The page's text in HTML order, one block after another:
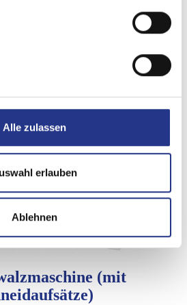
Alle zulassen
erlauben
Ablehnen
(mit